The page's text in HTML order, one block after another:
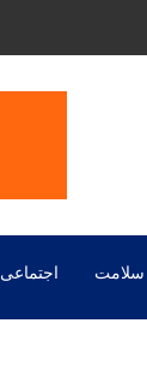
سلامت اجتماعی